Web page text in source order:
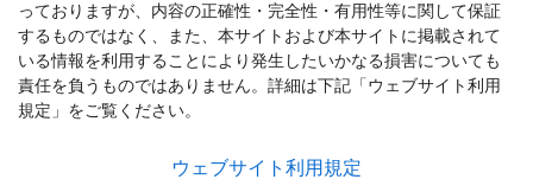
っておりますが、内容の正確性・完全性・有用性等に関して保証
するものではなく、また、本サイトおよび本サイトに掲載されて
いる情報を利用することにより発生したいかなる損害についても
責任を負うものではありません。詳細は下記「ウェブサイト利用
規定」をご覧ください。
ウェブサイト利用規定